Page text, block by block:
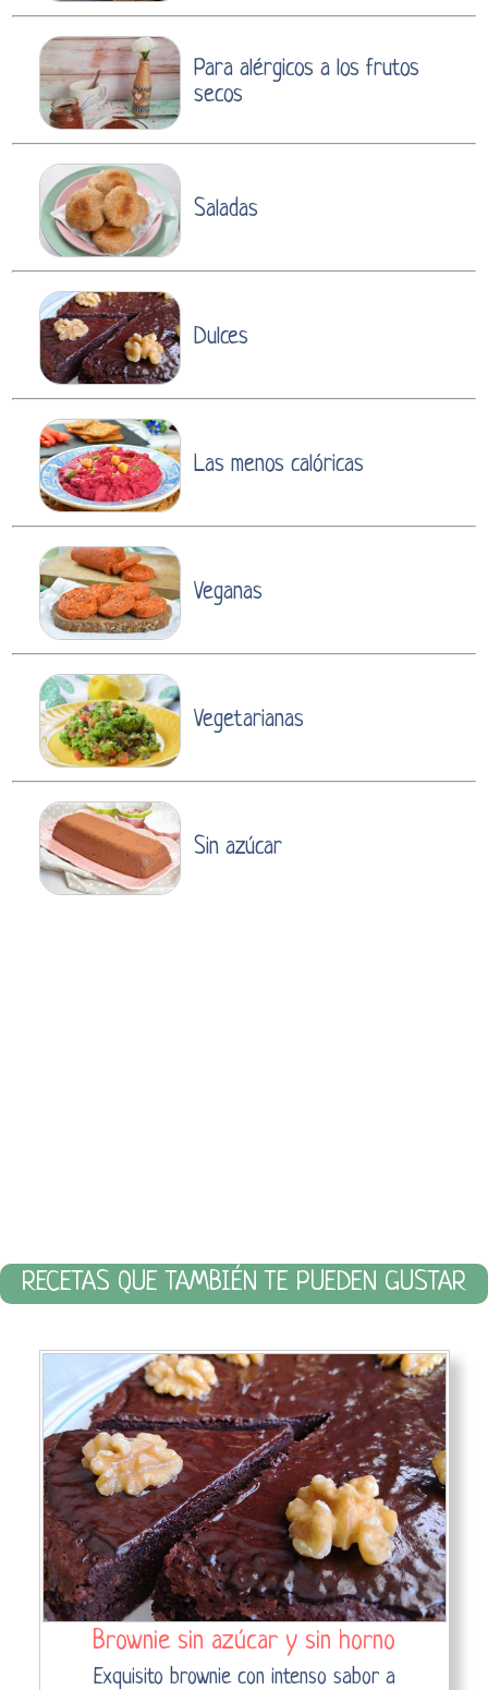
Para alérgicos a los frutos
secos
Saladas
Dulces
Las menos calóricas
Veganas
Vegetarianas
Sin azúcar
RECETAS QUE TAMBIÉN TE PUEDEN GUSTAR
Brownie sin azúcar y sin horno
Exquisito brownie con intenso sabor a